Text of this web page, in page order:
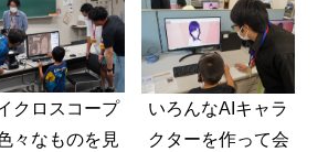
クロスコープ
々なものを見
いろんなAIキャラ
クターを作って会